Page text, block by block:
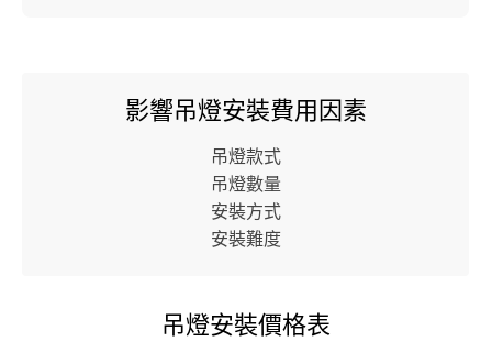
影響吊燈安裝費用因素
吊燈款式
吊燈數量
安裝方式
安裝難度
吊燈安裝價格表